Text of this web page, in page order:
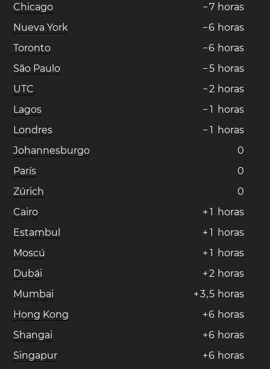
Chicago
−7 horas
Nueva York
−6 horas
Toronto
−6 horas
São Paulo
−5 horas
UTC
−2 horas
Lagos
− 1 horas
Londres
− 1 horas
Johannesburgo
0
París
0
Zúrich
0
Cairo
+ 1 horas
Estambul
+ 1 horas
Moscú
+ 1 horas
Dubái
+2 horas
Mumbai
+3,5 horas
Hong Kong
+6 horas
Shangai
+6 horas
Singapur
+6 horas